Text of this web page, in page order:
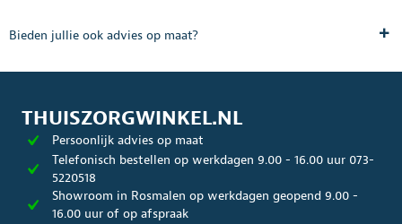
Bieden jullie ook advies op maat?
THUISZORGWINKEL.NL
Persoonlijk advies op maat
Telefonisch bestellen op werkdagen 9.00 - 16.00 uur 073-
5220518
Showroom in Rosmalen op werkdagen geopend 9.00 -
16.00 uur of op afspraak